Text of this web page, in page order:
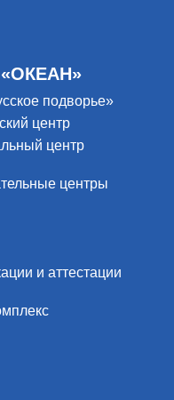
подворье»
центр
центр
центры
и аттестации